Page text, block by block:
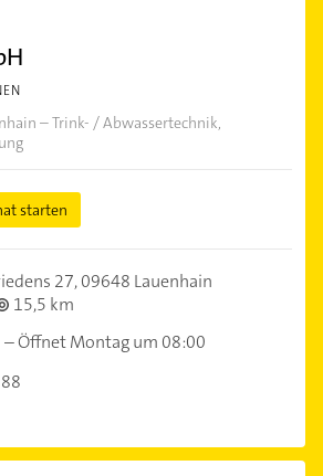
– Trink- / Abwassertechnik,
starten
27,09648 Lauenhain
15,5 km
–Öffnet Montag um 08:00